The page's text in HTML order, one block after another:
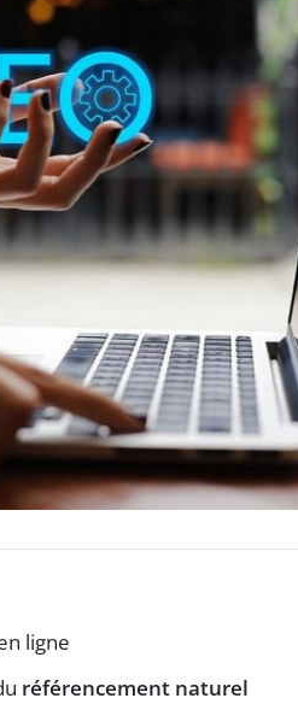
ligne
référencement naturel